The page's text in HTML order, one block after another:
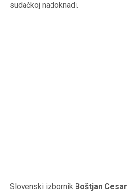
sudačkoj nadoknadi.
Slovenski izbornik Boštjan Cesar